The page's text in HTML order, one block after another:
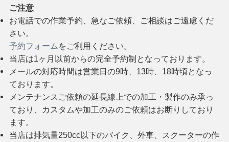
ご注意
お電話での作業予約、急なご依頼、ご相談はご遠慮くだ
さい。
予約フォーム をご利用ください。
当店は1ヶ月以前からの完全予約制となっております。
メールの対応時間は営業日の9時、13時、18時頃となっ
ております。
メンテナンスご依頼の延長線上での加工・製作のみ承っ
ており、カスタムや加工のみのご依頼はお断りしており
ます。
当店は排気量250cc以下のバイク、外車、スクーターの作